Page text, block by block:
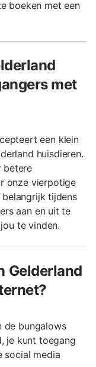
boeken met een
met
een klein
huisdieren.
betere
onze vierpotige
tijdens
aan en uit te
te vinden.
Gelderland
de bungalows
je kunt toegang
social media